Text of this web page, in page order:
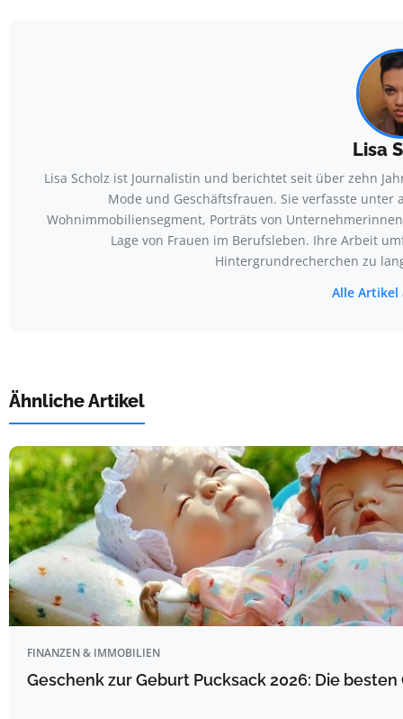
Lisa
Lisa Scholz ist Journalistin und berichtet seit über zehn
Mode und Geschäftsfrauen. Sie verfasste
Wohnimmobiliensegment, Porträts von
Lage von Frauen im Berufsleben. Ihre Arbeit
Hintergrundrecherchen zu
Alle
Ähnliche Artikel
FINANZEN & IMMOBILIEN
Geschenk zur Geburt Pucksack 2026: Die